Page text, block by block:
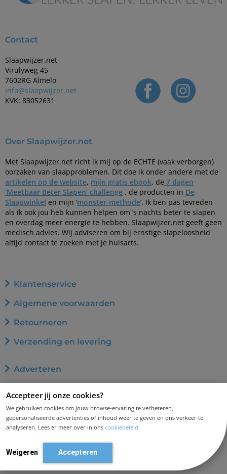
Accepteer jij onze cookies?
We gebruiken cookies om jouw browse-ervaring te verbeteren,
gepersonaliseerde advertenties of inhoud weer te geven en ons verkeer te
analyseren. Lees er meer over in ons cookiebeleid.
Weigeren Accepteren
Contact
Slaapwijzer.net
Virulyweg 45
7602RG Almelo
info@slaapwijzer.net
KVK: 83052631
Over Slaapwijzer.net
Met Slaapwijzer.net richt ik mij op de ECHTE (vaak verborgen)
oorzaken van slaapproblemen. Dit doe ik onder andere met de
artikelen op de website, mijn gratis ebook, de 7 dagen
‘Meetbaar Beter Slapen’ challenge , de producten in De
Slaapwinkel en mijn ‘monster-methode‘. Ik ben pas tevreden
als ik ook jou heb kunnen helpen om ’s nachts beter te slapen
en overdag meer energie te hebben. Slaapwijzer.net geeft geen
medisch advies. Wij adviseren om bij ernstige slapeloosheid
altijd contact te zoeken met je huisarts.
Klantenservice
Algemene voorwaarden
Retourneren
Verzending en levering
Adverteren
Privacybeleid
Cookiebeleid
Disclaimer en aansprakelijkheid
Contact